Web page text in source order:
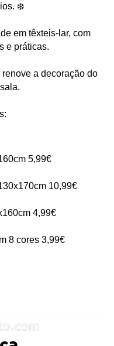
❄️
em têxteis-lar, com
e práticas.
a decoração do
5,99€
10,99€
4,99€
8 cores 3,99€